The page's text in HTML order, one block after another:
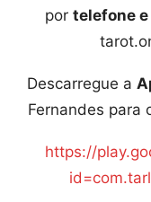
por telefone
Descarregue a
Fernandes para
https://